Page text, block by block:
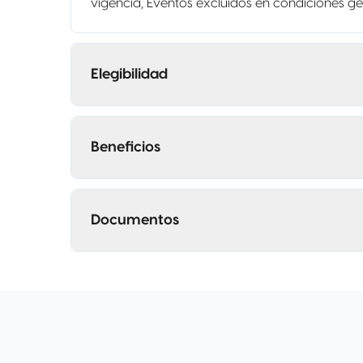
vigencia, Eventos excluidos en condiciones
Elegibilidad
Beneficios
Documentos